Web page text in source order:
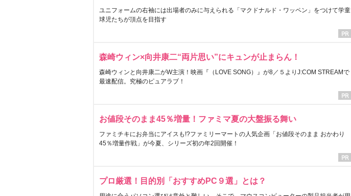
ユニフォームの右袖には出場者のみに与えられる「マクドナルド・ワッペン」をつけて学童
球児たちが頂点を目指す
森崎ウィン×向井康二“両片思い”にキュンが止まらん！
森崎ウィンと向井康二がW主演！映画『（LOVE SONG）』が8／５よりJ:COM STREAMで
最速配信。究極のピュアラブ！
お値段そのまま45％増量！ファミマ夏の大盤振る舞い
ファミチキにお弁当にアイスも!?ファミリーマートの人気企画「お値段そのまま おかわり
45％増量作戦」が今夏、シリーズ初の年2回開催！
プロ厳選！目的別「おすすめPC９選」とは？